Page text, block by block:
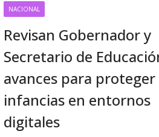
NACIONAL
Revisan Gobernador y
Secretario de
avances para proteger
infancias en entornos
digitales